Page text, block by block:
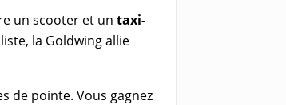
un scooter et un taxi-
la Goldwing allie
de pointe. Vous gagnez